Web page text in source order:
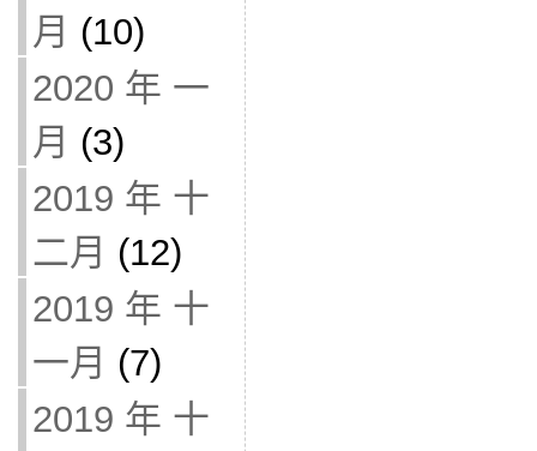
月 (10)
2020 年 一
月 (3)
2019 年 十
二月 (12)
2019 年 十
一月 (7)
2019 年 十